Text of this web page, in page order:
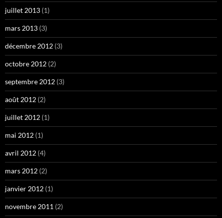
juillet 2013 (1)
mars 2013 (3)
décembre 2012 (3)
octobre 2012 (2)
septembre 2012 (3)
août 2012 (2)
juillet 2012 (1)
mai 2012 (1)
avril 2012 (4)
mars 2012 (2)
janvier 2012 (1)
novembre 2011 (2)